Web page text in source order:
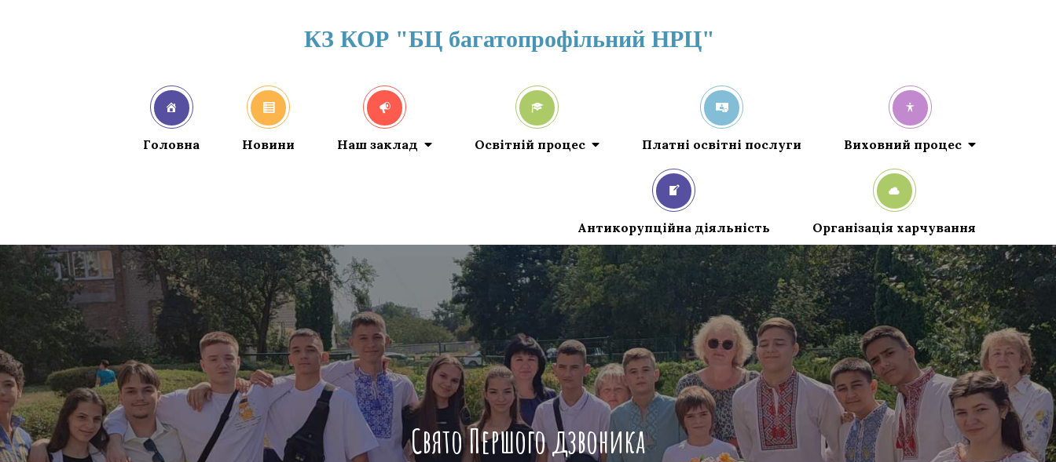
КЗ КОР "БЦ багатопрофільний НРЦ"
Головна Новини Наш заклад Освітній процес Платні освітні послуги Виховний процес
Антикорупційна діяльність Організація харчування
Свято Першого дзвоника